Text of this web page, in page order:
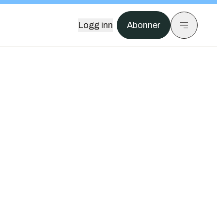
Logg inn Abonner